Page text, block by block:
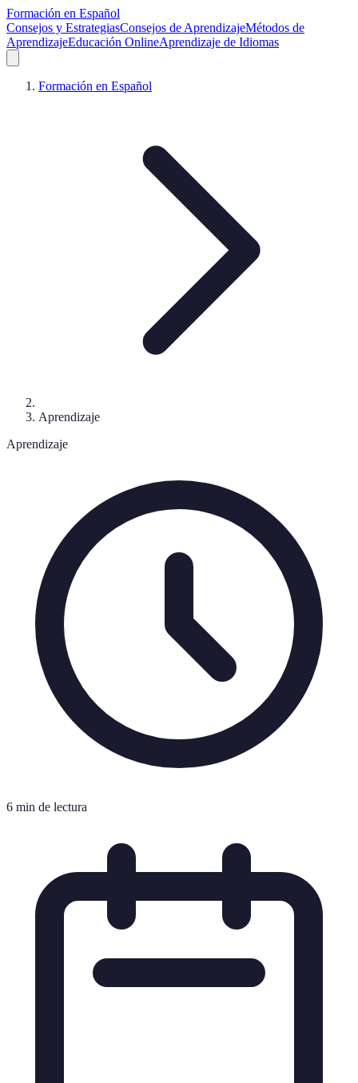
Formación en Español
Consejos y EstrategiasConsejos de AprendizajeMétodos de
AprendizajeEducación OnlineAprendizaje de Idiomas
Formación en Español
Aprendizaje
Aprendizaje
6 min de lectura